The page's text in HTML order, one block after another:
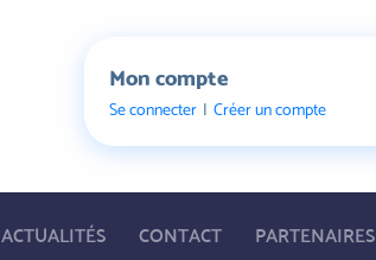
Mon compte
Se connecter Créer un compte
ACTUALITÉS CONTACT PARTENAIRES